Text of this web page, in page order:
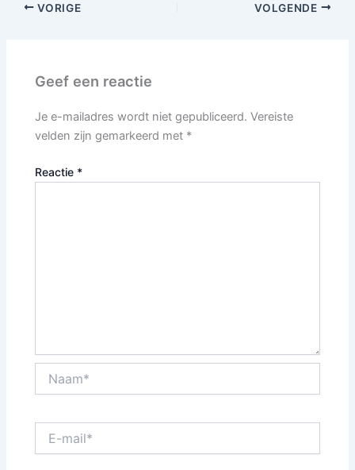
VORIGE VOLGENDE
Geef een reactie
Je e-mailadres wordt niet gepubliceerd. Vereiste
velden zijn gemarkeerd met *
Reactie *
mail*